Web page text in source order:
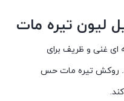
ای غنی و ظریف برای
روکش تیره مات حس